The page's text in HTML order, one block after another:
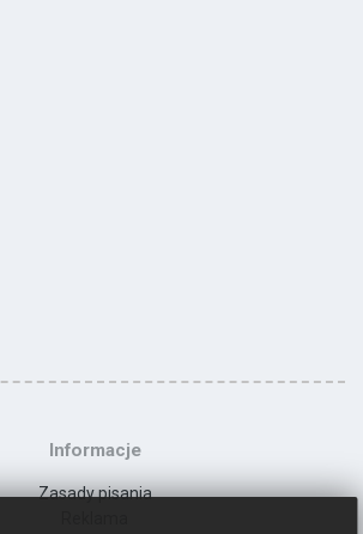
Informacje
Zasady pisania